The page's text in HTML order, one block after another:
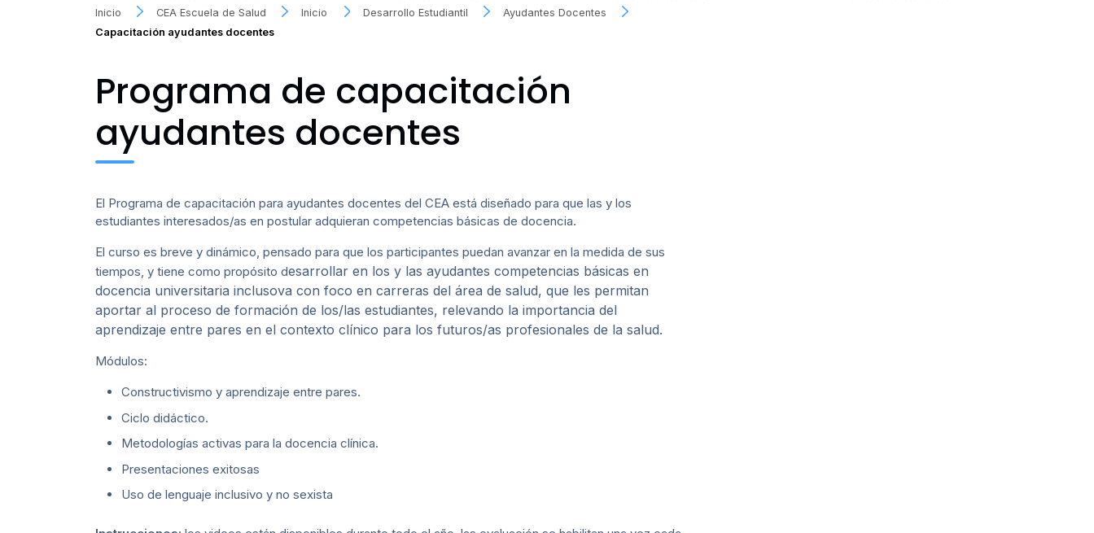
Inicio CEA Escuela de Salud Inicio Desarrollo Estudiantil
Ayudantes Docentes
Capacitación ayudantes docentes
Programa de capacitación
ayudantes docentes
El Programa de capacitación para ayudantes docentes del CEA está diseñado para que las y los
estudiantes interesados/as en postular adquieran competencias básicas de docencia.
El curso es breve y dinámico, pensado para que los participantes puedan avanzar en la medida de sus
tiempos, y tiene como propósito desarrollar en los y las ayudantes competencias básicas en
docencia universitaria inclusova con foco en carreras del área de salud, que les permitan
aportar al proceso de formación de los/las estudiantes, relevando la importancia del
aprendizaje entre pares en el contexto clínico para los futuros/as profesionales de la salud.
Módulos:
Constructivismo y aprendizaje entre pares.
Ciclo didáctico.
Metodologías activas para la docencia clínica.
Presentaciones exitosas
Uso de lenguaje inclusivo y no sexista